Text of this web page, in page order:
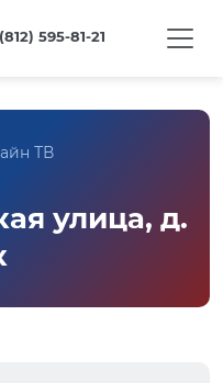
595-81-21
ТВ
улица, д.